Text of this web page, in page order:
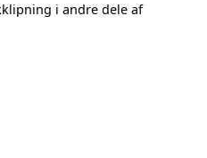
i andre dele af